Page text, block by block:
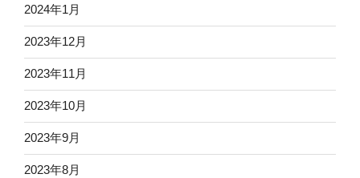
2024年1月
2023年12月
2023年11月
2023年10月
2023年9月
2023年8月